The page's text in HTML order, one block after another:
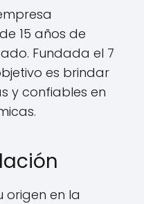
15 años de
Fundada el 7
es brindar
y confiables en
origen en la